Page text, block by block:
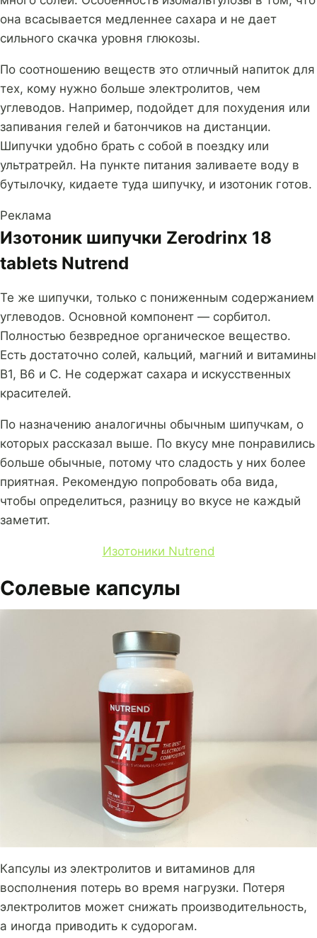
она всасывается медленнее сахара и не дает
сильного скачка уровня глюкозы.
По соотношению веществ это отличный напиток для
тех, кому нужно больше электролитов, чем
углеводов. Например, подойдет для похудения или
запивания гелей и батончиков на дистанции.
Шипучки удобно брать с собой в поездку или
ультратрейл. На пункте питания заливаете воду в
бутылочку, кидаете туда шипучку, и изотоник готов.
Реклама
Изотоник шипучки Zerodrinx 18
tablets Nutrend
Те же шипучки, только с пониженным содержанием
углеводов. Основной компонент — сорбитол.
Полностью безвредное органическое вещество.
Есть достаточно солей, кальций, магний и витамины
В1, В6 и С. Не содержат сахара и искусственных
красителей.
По назначению аналогичны обычным шипучкам, о
которых рассказал выше. По вкусу мне понравились
больше обычные, потому что сладость у них более
приятная. Рекомендую попробовать оба вида,
чтобы определиться, разницу во вкусе не каждый
заметит.
Изотоники Nutrend
Солевые капсулы
Капсулы из электролитов и витаминов для
восполнения потерь во время нагрузки. Потеря
электролитов может снижать производительность,
а иногда приводить к судорогам.